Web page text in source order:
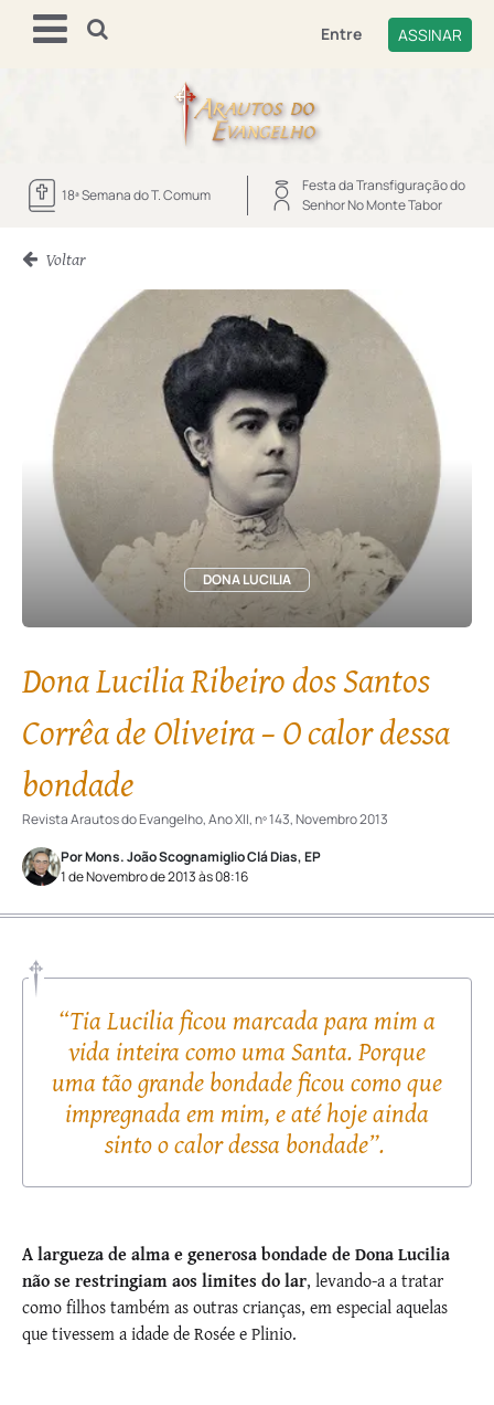
Entre ASSINAR
18ª Semana do T. Comum
Festa da Transfiguração do
Senhor No Monte Tabor
Voltar
DONA LUCILIA
Dona Lucilia Ribeiro dos Santos
Corrêa de Oliveira – O calor dessa
bondade
Revista Arautos do Evangelho, Ano XII, nº 143, Novembro 2013
Por Mons. João Scognamiglio Clá Dias, EP
1 de Novembro de 2013 às 08:16
“Tia Lucilia ficou marcada para mim a
vida inteira como uma Santa. Porque
uma tão grande bondade ficou como que
impregnada em mim, e até hoje ainda
sinto o calor dessa bondade”.
A largueza de alma e generosa bondade de Dona Lucilia
não se restringiam aos limites do lar, levando-a a tratar
como filhos também as outras crianças, em especial aquelas
que tivessem a idade de Rosée e Plinio.